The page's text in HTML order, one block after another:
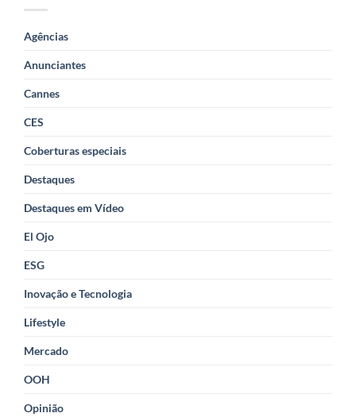
Agências
Anunciantes
Cannes
CES
Coberturas especiais
Destaques
Destaques em Vídeo
El Ojo
ESG
Inovação e Tecnologia
Lifestyle
Mercado
OOH
Opinião